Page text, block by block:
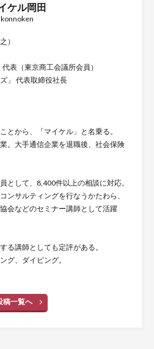
ケル岡田
konnoken
）
表（東京商工会議所会員）
」 代表取締役社長
とから、「マイケル」と名乗る。
。大手通信企業を退職後、社会保険
として、8,400件以上の相談に対応。
ンサルティングを行なうかたわら、
会などのセミナー講師として活躍
る講師としても定評がある。
グ、ダイビング。
稿一覧へ